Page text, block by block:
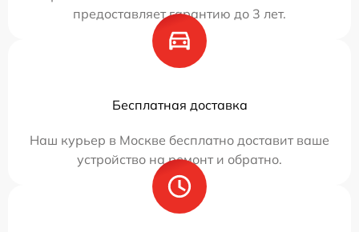
предоставляет гарантию до 3 лет.
Бесплатная доставка
Наш курьер в Москве бесплатно доставит ваше
устройство на ремонт и обратно.